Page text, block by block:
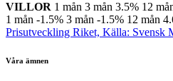
VILLOR 1 mån 3 mån 3.5% 12
1 mån -1.5% 3 mån -1.5% 12 mån
Prisutveckling Riket, Källa: Svensk
Våra ämnen